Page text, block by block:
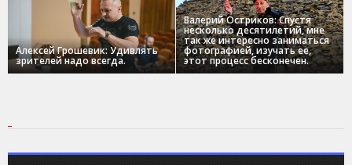
Алексей Грошевик: Удивлять
зрителей надо всегда.
Валерий Остриков: Спустя
несколько десятилетий, мне
так же интересно заниматься
фотографией, изучать ее,
этот процесс бесконечен.